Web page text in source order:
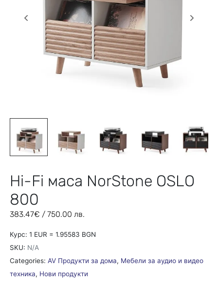
Hi-Fi маса NorStone OSLO
800
383.47€ / 750.00 лв.
Курс: 1 EUR = 1.95583 BGN
SKU: N/A
Categories: AV Продукти за дома, Мебели за аудио и видео
техника, Нови продукти